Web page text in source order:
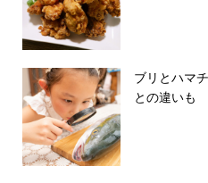
ブリとハマ
との違いも